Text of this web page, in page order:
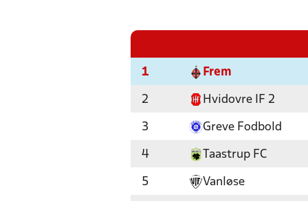
1 Frem
2 Hvidovre IF 2
3 Greve Fodbold
4 Taastrup FC
5 Vanløse